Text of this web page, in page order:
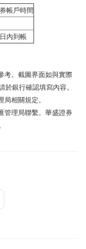
帳戶時間
內到帳
考。截圖界面如與實際
於銀行確認填寫內容。
相關規定。
管理局聯繫。華盛證券